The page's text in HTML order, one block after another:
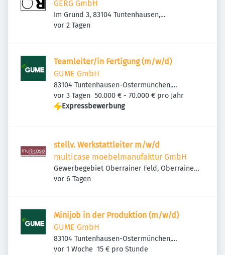
GERG GmbH
Im Grund 3, 83104 Tuntenhausen,
Deutschland
Veröffentlicht
vor 2 Tagen
Teamleiter/in Fertigung (m/w/d)
GUME GmbH
83104 Tuntenhausen-Ostermünchen,
Deutschland
Veröffentlicht:
vor 3 Tagen 50.000 € - 70.000 € pro Jahr
Expressbewerbung
stellv. Werkstattleiter m/w/d
multicase moebelmanufaktur GmbH
Gewerbegebiet Oberrainer Feld, Oberrainer
Feld 24, 83104 Tuntenhausen, Deutschland
Veröffentlicht
vor 6 Tagen
Minijob in der Produktion (m/w/d)
GUME GmbH
83104 Tuntenhausen-Ostermünchen,
Deutschland
Veröffentlicht:
vor 1 Woche 15 € pro Stunde